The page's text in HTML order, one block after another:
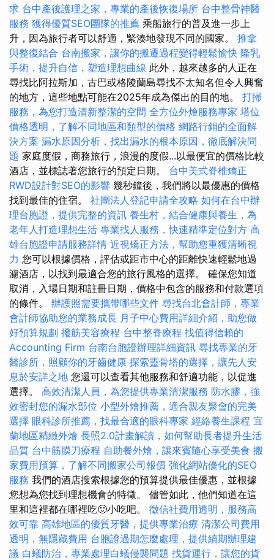
求 台中產後護理之家，專業的產後恢復場所 台中整骨神醫
服務 獲得優質SEO團隊的推薦 乘船旅行的普及進一步上
升，因為旅行者可以舒適，緊湊地發現不同的國家。 推拿
與整復結合 台南搬家，讓你的搬遷過程變得輕鬆愉快 隆乳
手術，提升自信，塑造理想曲線 此外，越來越多的人正在
尋找比阿拉斯加，古巴或格陵蘭島尋找不太知名但令人興奮
的地方，這些地點可能在2025年成為傑出的目的地。 打掃
服務，為您打造清新整潔的空間 全方位外燴服務專家 塔位
價格透明，了解不同地區和類型的價格 網路行銷的全面解
決方案 漏水原因分析，找出漏水的根本原因，徹底解決問
題 家庭度假，商務旅行，浪漫的度假...以最便宜的價格比較
酒店，並標誌著您旅行的預定日期。 台中美式脊椎矯正
RWD設計對SEO的影響 幾秒鐘後，我們將以最優惠的價格
找到最佳的住宿。 社團法人登記申請全攻略 如何在台中辦
理台胞證，提供完整的資訊 養生村，結合健康與養生，為
老年人打造理想生活 專業找人服務，快速精準定位對方 高
雄台胞證申請服務詳情 近視矯正方法，幫助您重獲清晰視
力 您可以根據價格，評估或距市中心的距離快速輕鬆地過
濾酒店，以找到最適合您的旅行風格的選擇。 確保您知道
取消，入場日期和註冊日期，價格中包含的服務和付款選項
的條件。 辦護照需要攜帶哪些文件 尋找台北會計師，專業
會計師協助您的業務成長 月子中心費用詳細介紹，助您做
好預算規劃 撥筋美容療程 台中整脊療程 找值得信賴的
Accounting Firm 台南台胞證辦理詳細資訊 尋找專業的牙
醫診所，照顧你的牙齒健康 探索靈骨塔的選擇，讓先人安
息於安詳之地 您還可以查看其他服務和舒適功能，以促進
選擇。 高效清潔人員，為您提供專業清潔服務 防水膠，強
效密封您的漏水部位 小型外燴推薦，適合親友聚會的完美
選擇 眼科診所推薦，找最合適的眼科專家 經絡養生課程 宜
蘭地區精緻外燴 長照2.0計畫解讀，如何幫助長者提升生活
品質 台中筋膜刀療程 自助餐外燴，讓來賓隨心享受美食 搬
家費用預算，了解不同搬家公司報價 強化網站優化的SEO
服務 我們的酒店搜索根據您的預算提供最佳優惠，並根據
您想為您找到理想機會的特徵。 儘管如此，他們知道在這
里和這裡都在哪裡吃🙂小吃吧。 徵信社費用透明，服務高
效可靠 高雄地區的優質牙醫，提供專業治療 清潔公司費用
透明，無隱藏費用 台胞證過期怎麼處理，提供續期辦理建
議 白蟻防治，專業處理白蟻侵襲問題 找貨運行，讓您的貨